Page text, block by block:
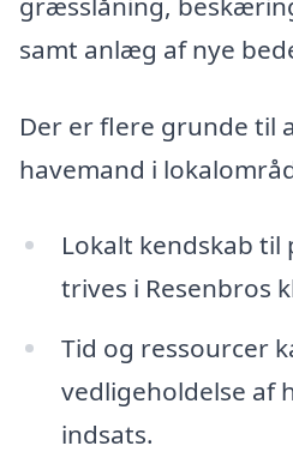
samt anlæg af nye
Der er flere grunde til
havemand i
Lokalt kendskab
trives i Resenbros
Tid og ressourcer
vedligeholdelse af
indsats.